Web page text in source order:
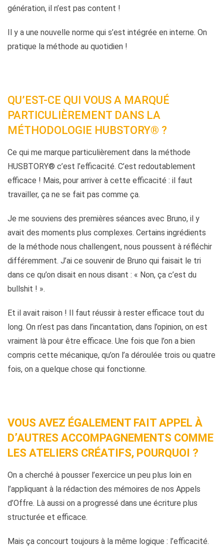
génération, il n’est pas content !
Il y a une nouvelle norme qui s’est intégrée en interne. On
pratique la méthode au quotidien !
QU’EST-CE QUI VOUS A MARQUÉ
PARTICULIÈREMENT DANS LA
MÉTHODOLOGIE HUBSTORY® ?
Ce qui me marque particulièrement dans la méthode
HUSBTORY® c’est l’efficacité. C’est redoutablement
efficace ! Mais, pour arriver à cette efficacité : il faut
travailler, ça ne se fait pas comme ça.
Je me souviens des premières séances avec Bruno, il y
avait des moments plus complexes. Certains ingrédients
de la méthode nous challengent, nous poussent à réfléchir
différemment. J’ai ce souvenir de Bruno qui faisait le tri
dans ce qu’on disait en nous disant : « Non, ça c’est du
bullshit ! ».
Et il avait raison ! Il faut réussir à rester efficace tout du
long. On n’est pas dans l’incantation, dans l’opinion, on est
vraiment là pour être efficace. Une fois que l’on a bien
compris cette mécanique, qu’on l’a déroulée trois ou quatre
fois, on a quelque chose qui fonctionne.
VOUS AVEZ ÉGALEMENT FAIT APPEL À
D’AUTRES ACCOMPAGNEMENTS COMME
LES ATELIERS CRÉATIFS, POURQUOI ?
On a cherché à pousser l’exercice un peu plus loin en
l’appliquant à la rédaction des mémoires de nos Appels
d’Offre. Là aussi on a progressé dans une écriture plus
structurée et efficace.
Mais ça concourt toujours à la même logique : l’efficacité.